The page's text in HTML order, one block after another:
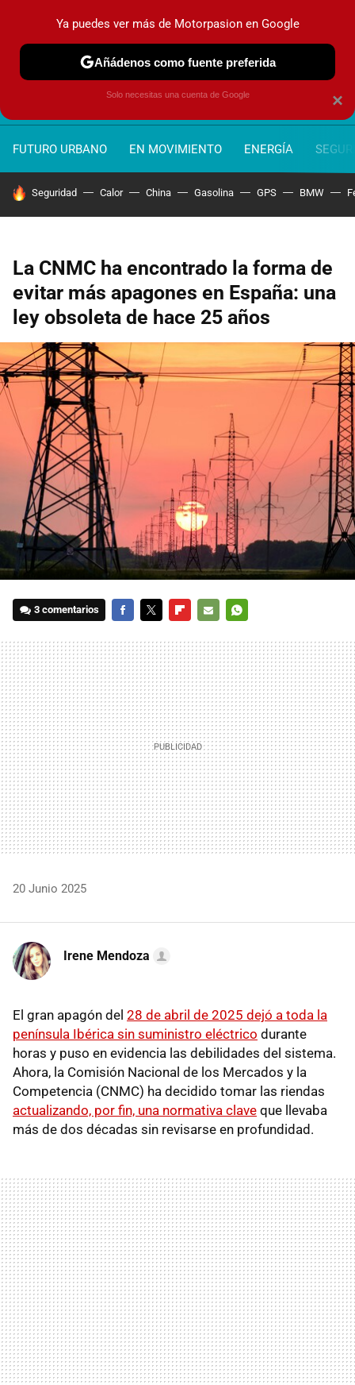
FUTURO URBANO EN MOVIMIENTO ENERGÍA
HOY SE HABLA DE
Seguridad Calor China Gasolina GPS BMW
La CNMC ha encontrado la forma de
evitar más apagones en España: una
ley obsoleta de hace 25 años
3 comentarios
MAIL
20 Junio 2025
Irene Mendoza
El gran apagón del 28 de abril de 2025 dejó a toda la
península Ibérica sin suministro eléctrico durante
horas y puso en evidencia las debilidades del sistema.
Ahora, la Comisión Nacional de los Mercados y la
Competencia (CNMC) ha decidido tomar las riendas
actualizando, por fin, una normativa clave que llevaba
más de dos décadas sin revisarse en profundidad.
×
Ya puedes ver más de Motorpasion en Google
Añádenos como fuente preferida
Solo necesitas una cuenta de Google